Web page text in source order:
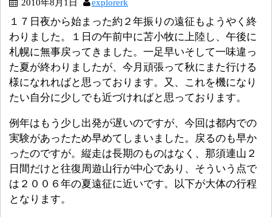
2010年8月1日 explorerk
１７日夜から始まった約２年振りの遠征もようやく終
わりました。１日の午前中に苫小牧に上陸し、午後に
札幌に無事戻ってきました。一足早いそして一味違っ
た夏が終わりましたが、今月頑張って秋にまた行ける
様になれればと思っております。又、これを機になり
たい自分に少しでも近づければと思っております。
例年はもう少し出発が遅いのですが、今回は都内での
実験があったため早めてしまいました。戻るのも早か
ったのですが。縦走は長期のものはなく、那須連山２
日間だけと往復周遊山行が中心であり、そういう点で
は２００６年の夏遠征に近いです。以下が大体の行程
となります。